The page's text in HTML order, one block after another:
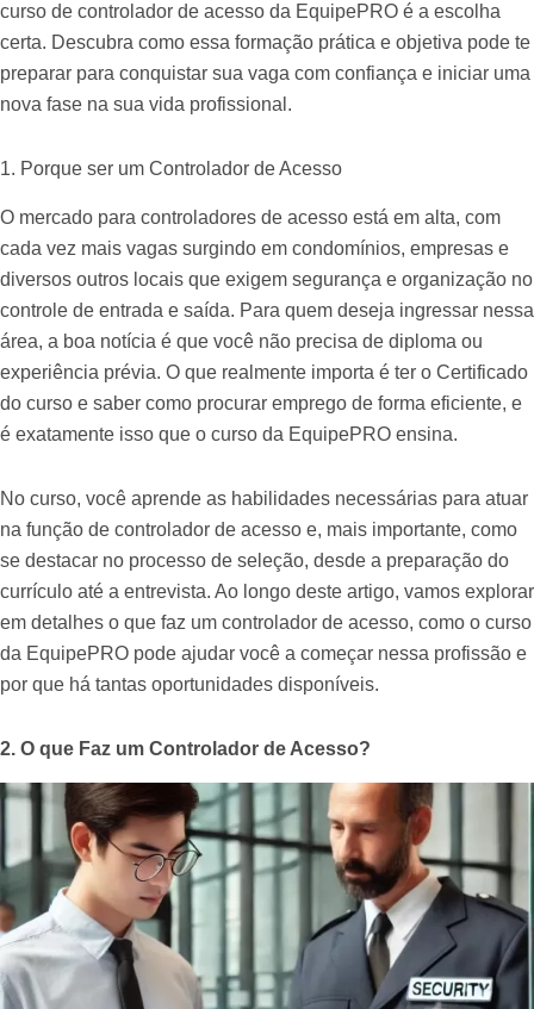
curso de controlador de acesso da EquipePRO é a escolha
certa. Descubra como essa formação prática e objetiva pode te
preparar para conquistar sua vaga com confiança e iniciar uma
nova fase na sua vida profissional.
1. Porque ser um Controlador de Acesso
O mercado para controladores de acesso está em alta, com
cada vez mais vagas surgindo em condomínios, empresas e
diversos outros locais que exigem segurança e organização no
controle de entrada e saída. Para quem deseja ingressar nessa
área, a boa notícia é que você não precisa de diploma ou
experiência prévia. O que realmente importa é ter o Certificado
do curso e saber como procurar emprego de forma eficiente, e
é exatamente isso que o curso da EquipePRO ensina.
No curso, você aprende as habilidades necessárias para atuar
na função de controlador de acesso e, mais importante, como
se destacar no processo de seleção, desde a preparação do
currículo até a entrevista. Ao longo deste artigo, vamos explorar
em detalhes o que faz um controlador de acesso, como o curso
da EquipePRO pode ajudar você a começar nessa profissão e
por que há tantas oportunidades disponíveis.
2. O que Faz um Controlador de Acesso?